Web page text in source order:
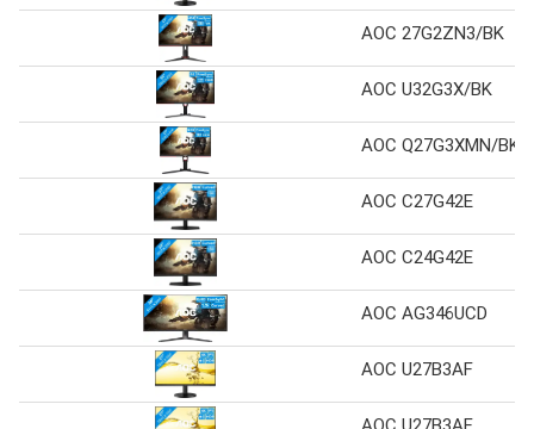
AOC 27G2ZN3/BK
AOC U32G3X/BK
AOC Q27G3XMN/BK
AOC C27G42E
AOC C24G42E
AOC AG346UCD
AOC U27B3AF